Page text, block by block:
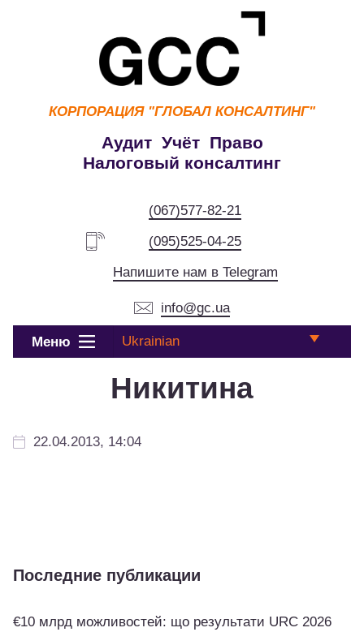
КОРПОРАЦИЯ "ГЛОБАЛ КОНСАЛТИНГ"
Аудит Учёт Право
Налоговый консалтинг
(067)577-82-21
(095)525-04-25
Напишите нам в Telegram
info@gc.ua
Меню Ukrainian
Никитина
22.04.2013, 14:04
Последние публикации
€10 млрд можливостей: що результати URC 2026